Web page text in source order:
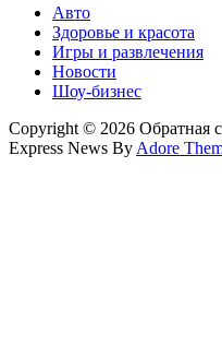
Авто
Здоровье и красота
Игры и развлечения
Новости
Шоу-бизнес
Copyright © 2026 Обратная
Express News By Adore